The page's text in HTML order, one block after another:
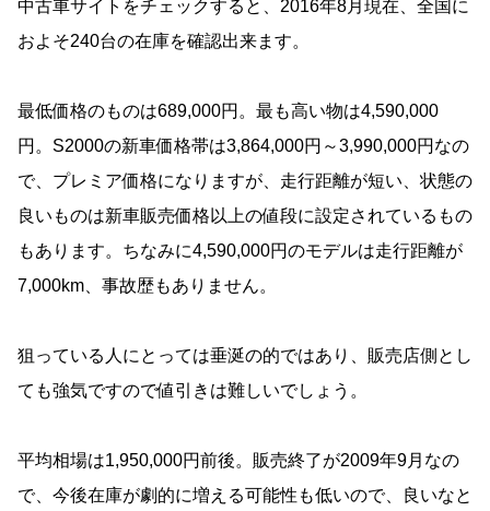
中古車サイトをチェックすると、2016年8月現在、全国に
およそ240台の在庫を確認出来ます。
最低価格のものは689,000円。最も高い物は4,590,000
円。S2000の新車価格帯は3,864,000円～3,990,000円なの
で、プレミア価格になりますが、走行距離が短い、状態の
良いものは新車販売価格以上の値段に設定されているもの
もあります。ちなみに4,590,000円のモデルは走行距離が
7,000km、事故歴もありません。
狙っている人にとっては垂涎の的ではあり、販売店側とし
ても強気ですので値引きは難しいでしょう。
平均相場は1,950,000円前後。販売終了が2009年9月なの
で、今後在庫が劇的に増える可能性も低いので、良いなと